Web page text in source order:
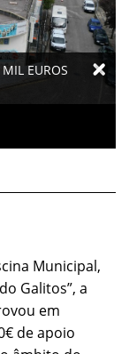
EUROS
Municipal,
Galitos”, a
em
de apoio